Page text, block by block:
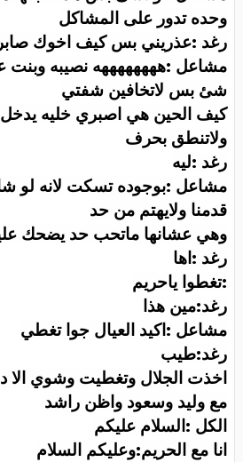
وحده تدور على المشاكل
رغد :عذريني بس كيف اخوك صابر
مشاعل :ههههههههه نصيبه وبنت
شئ بس لاتخافين شفتي
كيف الحين هي اصبري خليه يدخل
ولاتنطق بحرف
رغد :ليه
مشاعل :بوجوده تسكت لانه لو
قدمنا ولايهتم من حد
وهي عشانها ماتحب حد يضحك
رغد :اها
:تغطوا ياحريم
رغد:مين هذا
مشاعل :اكيد العيال جوا تغطي
رغد:طيب
اخذت الجلال وتغطيت وشوي الا
مع وليد وسعود واظن راشد
الكل :السلام عليكم
انا مع الحريم:وعليكم السلام